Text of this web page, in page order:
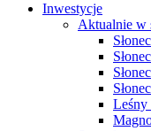
Inwestycje
Aktualnie w
Leśny